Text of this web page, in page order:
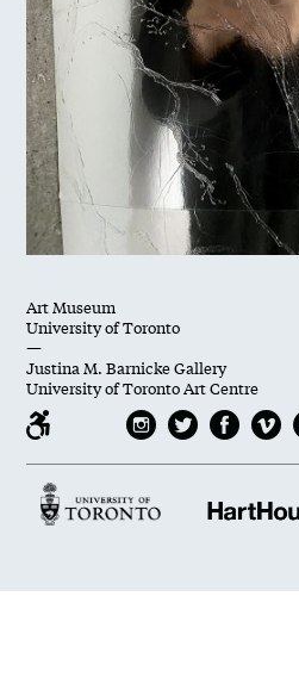
Art Museum
University of Toronto
—
Justina M. Barnicke Gallery
University of Toronto Art Centre